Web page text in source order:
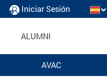
Iniciar Sesión
ALUMNI
AVAC